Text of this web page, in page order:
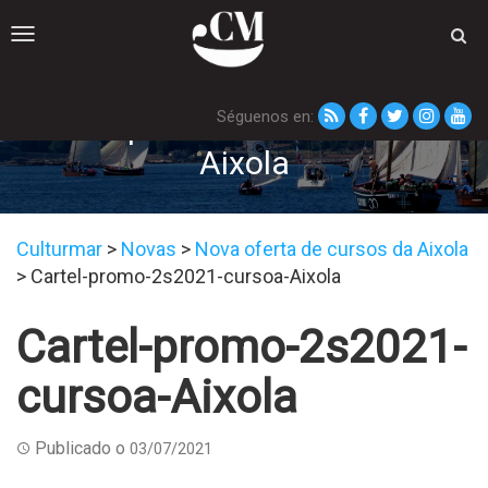
Toggle
Séguenos en:
Cartel-promo-2s2021-cursoa-
Aixola
Culturmar > Novas > Nova oferta de cursos da Aixola
> Cartel-promo-2s2021-cursoa-Aixola
Cartel-promo-2s2021-
cursoa-Aixola
Publicado o 03/07/2021